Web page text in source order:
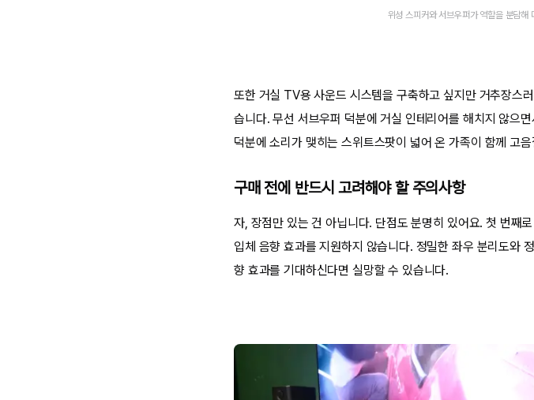
위성 스피커와 서브우퍼가 역할을 분담해
또한 거실 TV용 사운드 시스템을 구축하고 싶지만 거추장스
습니다. 무선 서브우퍼 덕분에 거실 인테리어를 해치지 않으
덕분에 소리가 맺히는 스위트스팟이 넓어 온 가족이 함께 고
구매 전에 반드시 고려해야 할 주의사항
자, 장점만 있는 건 아닙니다. 단점도 분명히 있어요. 첫 번째
입체 음향 효과를 지원하지 않습니다. 정밀한 좌우 분리도와
향 효과를 기대하신다면 실망할 수 있습니다.